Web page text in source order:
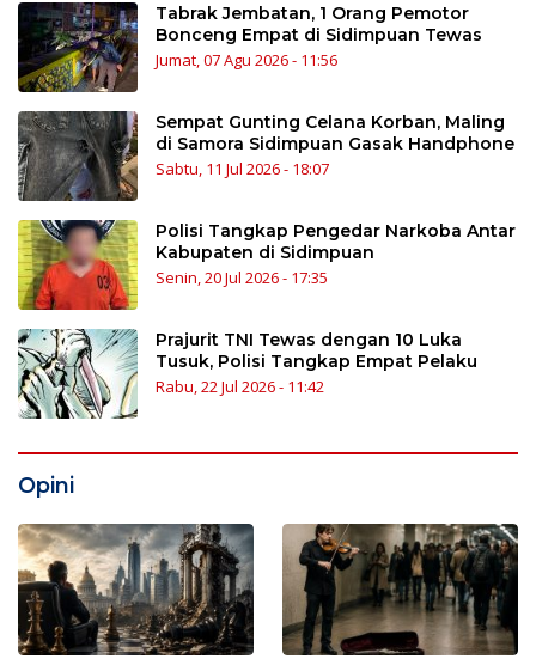
Tabrak Jembatan, 1 Orang Pemotor
Bonceng Empat di Sidimpuan Tewas
Jumat, 07 Agu 2026 - 11:56
Sempat Gunting Celana Korban, Maling
di Samora Sidimpuan Gasak Handphone
Sabtu, 11 Jul 2026 - 18:07
Polisi Tangkap Pengedar Narkoba Antar
Kabupaten di Sidimpuan
Senin, 20 Jul 2026 - 17:35
Prajurit TNI Tewas dengan 10 Luka
Tusuk, Polisi Tangkap Empat Pelaku
Rabu, 22 Jul 2026 - 11:42
Opini